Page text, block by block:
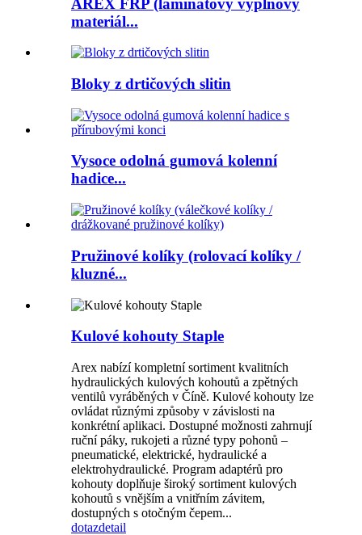
materiál...
Bloky z drtičových slitin
Vysoce odolná gumová kolenní
hadice...
Pružinové kolíky (rolovací kolíky /
kluzné...
Kulové kohouty Staple
Arex nabízí kompletní sortiment kvalitních
hydraulických kulových kohoutů a zpětných
ventilů vyráběných v Číně. Kulové kohouty lze
ovládat různými způsoby v závislosti na
konkrétní aplikaci. Dostupné možnosti zahrnují
ruční páky, rukojeti a různé typy pohonů –
pneumatické, elektrické, hydraulické a
elektrohydraulické. Program adaptérů pro
kohouty doplňuje široký sortiment kulových
kohoutů s vnějším a vnitřním závitem,
dostupných s otočným čepem...
dotazdetail